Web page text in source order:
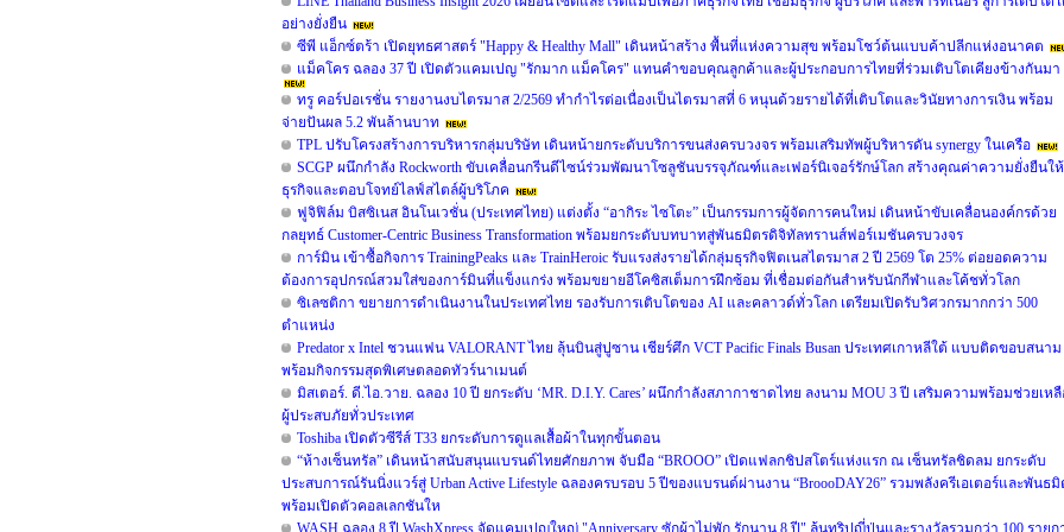
อย่างยั่งยืน
ซีพี แอ็กซ์ตร้า เปิดยุทธศาสตร์ "Happy & Healthy Mall" เดินหน้าสร้าง พื้นที่แห่งความสุข พร้อมโชว์ต้นแบบค้าปลีกแห่งอนาคต
แม็คโคร ฉลอง 37 ปี เปิดตัวแคมเปญ "รักมาก แม็คโคร" แทนคำขอบคุณลูกค้าและผู้ประกอบการไทยที่ร่วมเติบโตเคียงข้างกันมา
ทรู คอร์ปอเรชั่น รายงานงบไตรมาส 2/2569 ทำกำไรต่อเนื่องเป็นไตรมาสที่ 6 หนุนด้วยรายได้ที่เติบโตและวินัยทางการเงิน พร้อม
จ่ายปันผล 5.2 พันล้านบาท
TPL ปรับโครงสร้างการบริหารกลุ่มบริษัท เดินหน้ายกระดับบริการขนส่งครบวงจร พร้อมเสริมทัพผู้บริหารดัน synergy ในเครือ
SCGP ผนึกกำลัง Rockworth ขับเคลื่อนกรีนดีไซน์ร่วมพัฒนาโซลูชันบรรจุภัณฑ์และเฟอร์นิเจอร์รักษ์โลก สร้างคุณค่าความยั่งยืนให้
ธุรกิจและตอบโจทย์ไลฟ์สไตล์ผู้บริโภค
ฟูจิฟิล์ม บิสซิเนส อินโนเวชั่น (ประเทศไทย) แต่งตั้ง “อากิระ ไซโตะ” เป็นกรรมการผู้จัดการคนใหม่ เดินหน้าขับเคลื่อนองค์กรด้วย
กลยุทธ์ Customer-Centric Business Transformation พร้อมยกระดับบทบาทสู่พันธมิตรดิจิทัลทรานส์ฟอร์เมชันครบวงจร
การ์มิน เข้าซื้อกิจการ TrainingPeaks และ TrainHeroic รับแรงส่งรายได้กลุ่มธุรกิจฟิตเนสไตรมาส 2 ปี 2569 โต 25% ต่อยอดความ
ต้องการอุปกรณ์สวมใส่ของการ์มินที่แข็งแกร่ง พร้อมขยายอีโคซิสเต็มการฝึกซ้อม ที่เชื่อมต่อกันสำหรับนักกีฬาและโค้ชทั่วโลก
ซิเลซติกา ขยายการดำเนินงานในประเทศไทย รองรับการเติบโตของ AI และคลาวด์ทั่วโลก เตรียมเปิดรับวิศวกรมากกว่า 500
ตำแหน่ง
Predator x Intel ชวนแฟน VALORANT ไทย ลุ้นบินสู่ปูซาน เชียร์ศึก VCT Pacific Finals Busan ประเทศเกาหลีใต้ แบบติดขอบสนาม
พร้อมกิจกรรมสุดพิเศษตลอดทัวร์นาเมนต์
มิสเตอร์. ดี.ไอ.วาย. ฉลอง 10 ปี ยกระดับ ‘MR. D.I.Y. Cares’ ผนึกกำลังสภากาชาดไทย ลงนาม MOU 3 ปี เสริมความพร้อมช่วยเห
ผู้ประสบภัยทั่วประเทศ
Toshiba เปิดตัวซีรีส์ T33 ยกระดับการดูแลเสื้อผ้าในทุกขั้นตอน
“ห้างเซ็นทรัล” เดินหน้าสนับสนุนแบรนด์ไทยศักยภาพ จับมือ “BROOO” เปิดแฟลกชิปสโตร์แห่งแรก ณ เซ็นทรัลชิดลม ยกระดับ
ประสบการณ์รันนิ่งแวร์สู่ Urban Active Lifestyle ฉลองครบรอบ 5 ปีของแบรนด์ผ่านงาน “BroooDAY26” รวมพลังครีเอเตอร์และพันธมิ
พร้อมเปิดตัวคอลเลกชันให
WASH ฉลอง 8 ปี WashXpress จัดแคมเปญใหญ่ "Anniversary ซักผ้าไม่พัก รักนาน 8 ปี" ลุ้นทริปญี่ปุ่นและรางวัลรวมกว่า 100 รายก